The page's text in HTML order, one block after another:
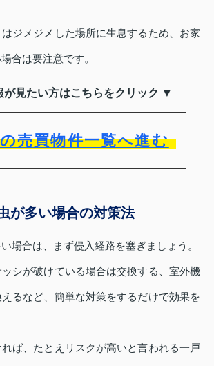
ジメジメした場所に生息するため、お家
合は要注意です。
見たい方はこちらをクリック ▼
売買物件一覧へ進む
が多い場合の対策法
場合は、まず侵入経路を塞ぎましょう。
シが破けている場合は交換する、室外機
るなど、簡単な対策をするだけで効果を
ば、たとえリスクが高いと言われる一戸